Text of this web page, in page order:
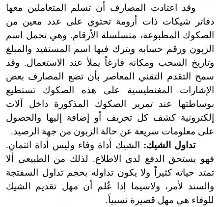
وقد اعتادت المصارف أن تسلم المتعاملين معها
دفاتر شيكات ذات أرومة تحتوي على عدد معين من
الصكوك المطبوعة، متسلسلة الأرقام. وهي تحمل اسم
الزبون ورقم حسابه ويترك فيها اسم المستفيد والمبلغ
وتاريخ السحب ومكانه فارغاً يملأ عند الاستعمال. وقد
سمح التقدم التقني المعاصر بأن تضع المصارف بعض
الإشارات المغنطيسية على هذه الصكوك تستطيع
بوساطتها عند تمرير الصكوك المذكورة داخل آلات
إلكترونية كشف كل تحريف أو إضافة إليها والحصول
على معلومات سريعة عن حالة الزبون من جهة الرصيد.
تداول الشيك: الشيك أداة وفاء وليس أداة ائتمانِ.
فهو يستحق الدفع لدى الاطلاع. لذلك من الطبيعي ألا
تمتد حياته كثيراً ولا يكون تداوله بحجم تداول السفتجة
والسند لأمر، ولاسيما إذا عُلم أن مهل تقديم الشيك
للوفاء هي مهل قصيرة نسبياً.